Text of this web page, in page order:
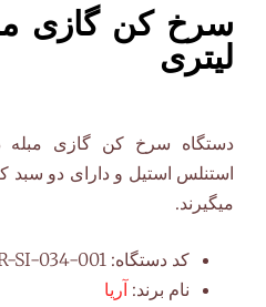
لیتری
دستگاه سرخ کن گازی مبله
میگیرند.
کد دستگاه: SI-034-001
نام برند: آریا